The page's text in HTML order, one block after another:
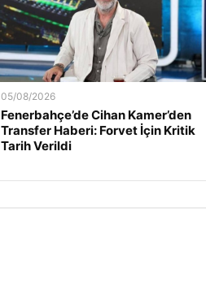
05/08/2026
Fenerbahçe’de Cihan Kamer’den
Transfer Haberi: Forvet İçin Kritik
Tarih Verildi